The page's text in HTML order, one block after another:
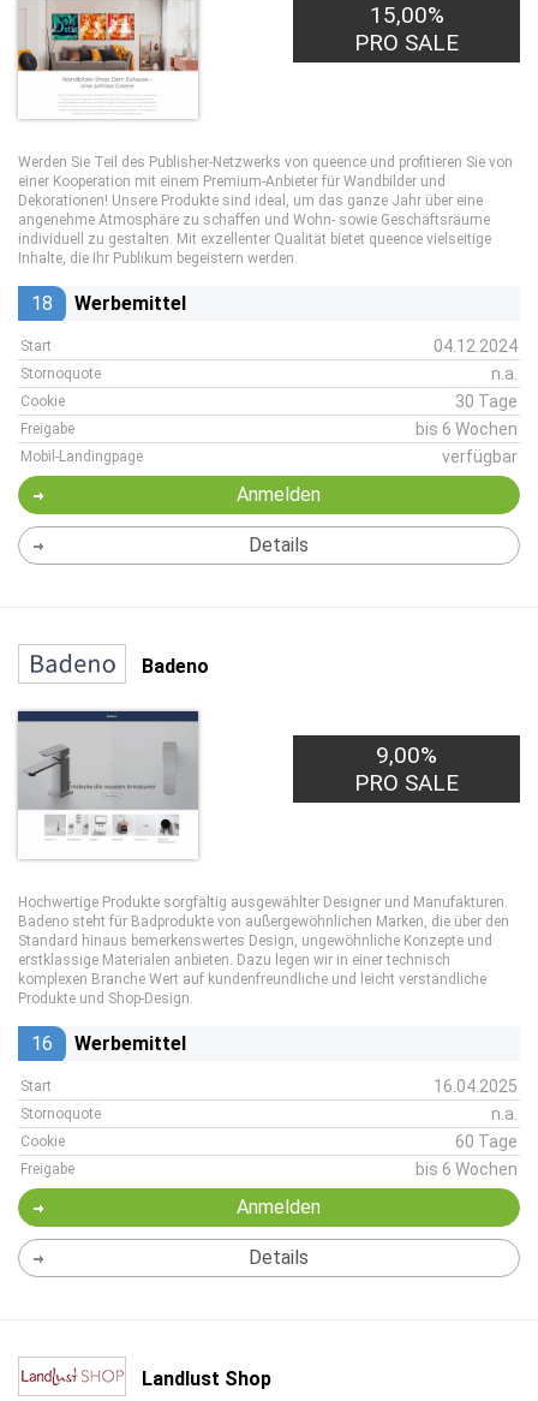
15,00%
PRO SALE
Werden Sie Teil des Publisher-Netzwerks von queence und profitieren Sie von
einer Kooperation mit einem Premium-Anbieter für Wandbilder und
Dekorationen! Unsere Produkte sind ideal, um das ganze Jahr über eine
angenehme Atmosphäre zu schaffen und Wohn- sowie Geschäftsräume
individuell zu gestalten. Mit exzellenter Qualität bietet queence vielseitige
Inhalte, die Ihr Publikum begeistern werden.
18 Werbemittel
Start 04.12.2024
Stornoquote n.a.
Cookie 30 Tage
Freigabe bis 6 Wochen
Mobil-Landingpage verfügbar
Anmelden
Details
Badeno
9,00%
PRO SALE
Hochwertige Produkte sorgfältig ausgewählter Designer und Manufakturen.
Badeno steht für Badprodukte von außergewöhnlichen Marken, die über den
Standard hinaus bemerkenswertes Design, ungewöhnliche Konzepte und
erstklassige Materialen anbieten. Dazu legen wir in einer technisch
komplexen Branche Wert auf kundenfreundliche und leicht verständliche
Produkte und Shop-Design.
16 Werbemittel
Start 16.04.2025
Stornoquote n.a.
Cookie 60 Tage
Freigabe bis 6 Wochen
Anmelden
Details
Landlust Shop